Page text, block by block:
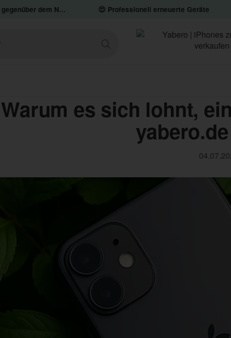
dem Neupreis 😍 Professionell erneuerte Geräte
Warum es sich lohnt,